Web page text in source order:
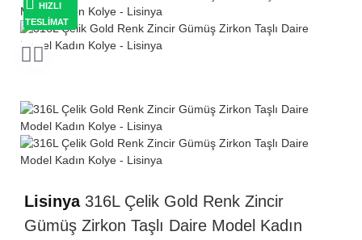
HIZLI
TESLİMAT
Lisinya316L Çelik Gold Renk Zincir
Gümüş Zirkon Taşlı Daire Model Kadın